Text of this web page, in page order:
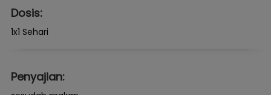
Dosis:
1x1 Sehari
Penyajian: